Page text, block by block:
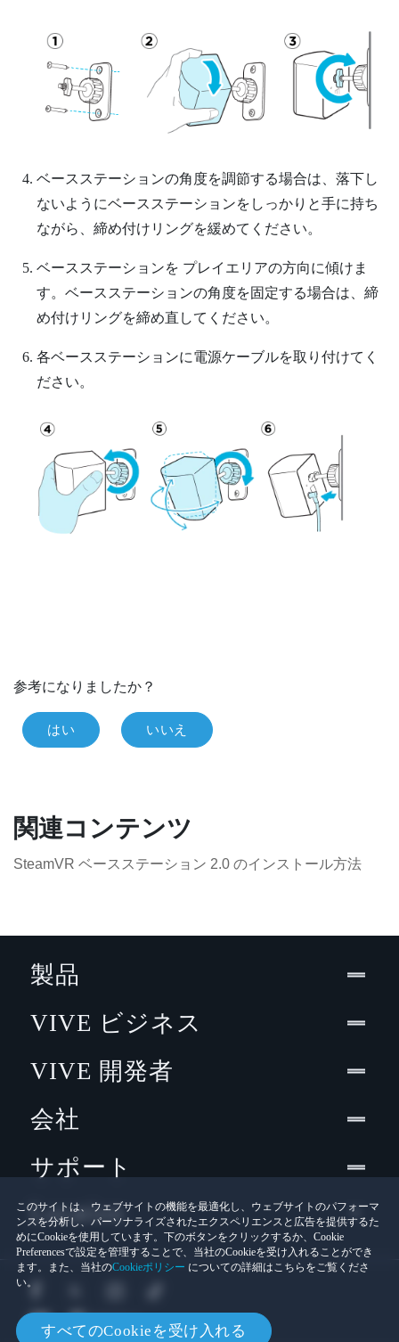
ベースステーションの角度を調節する場合は、落下し
ないようにベースステーションをしっかりと手に持ち
ながら、締め付けリングを緩めてください。
ベースステーションを プレイエリアの方向に傾けま
す。ベースステーションの角度を固定する場合は、締
め付けリングを締め直してください。
各ベースステーションに電源ケーブルを取り付けてく
ださい。
参考になりましたか？
はい いいえ
関連コンテンツ
SteamVR ベースステーション 2.0 のインストール方法
このサイトは、ウェブサイトの機能を最適化し、ウェブサイトのパフォーマ
ンスを分析し、パーソナライズされたエクスペリエンスと広告を提供するた
めにCookieを使用しています。下のボタンをクリックするか、Cookie
Preferencesで設定を管理することで、当社のCookieを受け入れることができ
ます。また、当社のCookieポリシー についての詳細はこちらをご覧くださ
い。
すべてのCookieを受け入れる
製品
VIVE ビジネス
VIVE 開発者
会社
サポート
Location